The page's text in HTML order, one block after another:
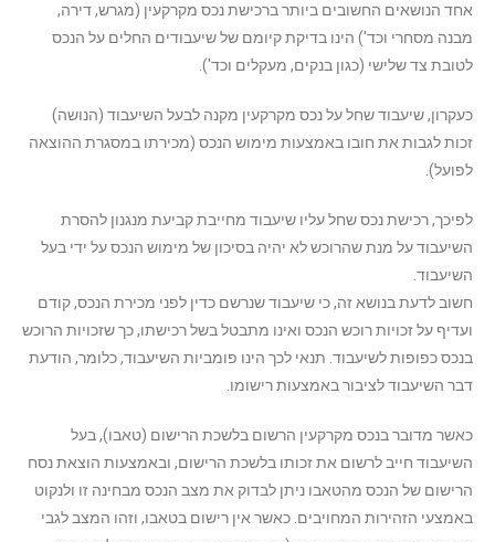
אחד הנושאים החשובים ביותר ברכישת נכס מקרקעין (מגרש, דירה,
מבנה מסחרי וכד') הינו בדיקת קיומם של שיעבודים החלים על הנכס
לטובת צד שלישי (כגון בנקים, מעקלים וכד').
כעקרון, שיעבוד שחל על נכס מקרקעין מקנה לבעל השיעבוד (הנושה)
זכות לגבות את חובו באמצעות מימוש הנכס (מכירתו במסגרת ההוצאה
לפועל).
לפיכך, רכישת נכס שחל עליו שיעבוד מחייבת קביעת מנגנון להסרת
השיעבוד על מנת שהרוכש לא יהיה בסיכון של מימוש הנכס על ידי בעל
השיעבוד.
חשוב לדעת בנושא זה, כי שיעבוד שנרשם כדין לפני מכירת הנכס, קודם
ועדיף על זכויות רוכש הנכס ואינו מתבטל בשל רכישתו, כך שזכויות הרוכש
בנכס כפופות לשיעבוד. תנאי לכך הינו פומביות השיעבוד, כלומר, הודעת
דבר השיעבוד לציבור באמצעות רישומו.
כאשר מדובר בנכס מקרקעין הרשום בלשכת הרישום (טאבו), בעל
השיעבוד חייב לרשום את זכותו בלשכת הרישום, ובאמצעות הוצאת נסח
הרישום של הנכס מהטאבו ניתן לבדוק את מצב הנכס מבחינה זו ולנקוט
באמצעי הזהירות המחויבים. כאשר אין רישום בטאבו, וזהו המצב לגבי